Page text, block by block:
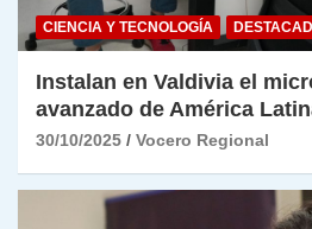
CIENCIA Y TECNOLOGÍA
Instalan en Valdivia el
avanzado de América
30/10/2025 Vocero Regional